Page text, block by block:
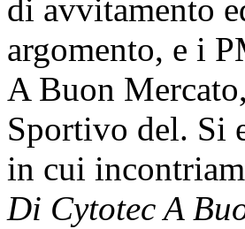
di avvitamento
argomento, e i
A Buon
Sportivo del. Si
in cui
Di Cytotec A